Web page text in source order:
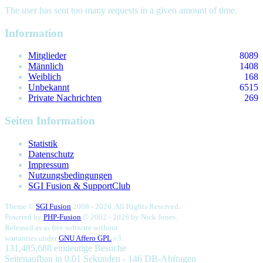
The user has sent too many requests in a given amount of time.
Information
Mitglieder
8089
Männlich
1408
Weiblich
168
Unbekannt
6515
Private Nachrichten
269
Seiten Information
Statistik
Datenschutz
Impressum
Nutzungsbedingungen
SGI Fusion & SupportClub
Theme © SGI Fusion 2008 - 2026. All Rights Reserved.
Powered by PHP-Fusion © 2002 - 2026 by Nick Jones.
Released as as free software without
warranties under GNU Affero GPL v3.
131,485,688 eindeutige Besuche
Seitenaufbau in 0.01 Sekunden - 146 DB-Abfragen